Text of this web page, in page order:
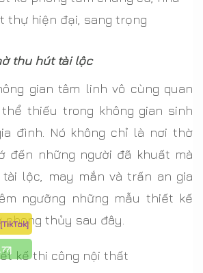
thự hiện đại, sang trọng
thu hút tài lộc
gian tâm linh vô cùng quan
thiếu trong không gian sinh
đình. Nó không chỉ là nơi thờ
đến những người đã khuất mà
lộc, may mắn và trấn an gia
ngưỡng những mẫu thiết kế
thủy sau đây.
[TikTok]